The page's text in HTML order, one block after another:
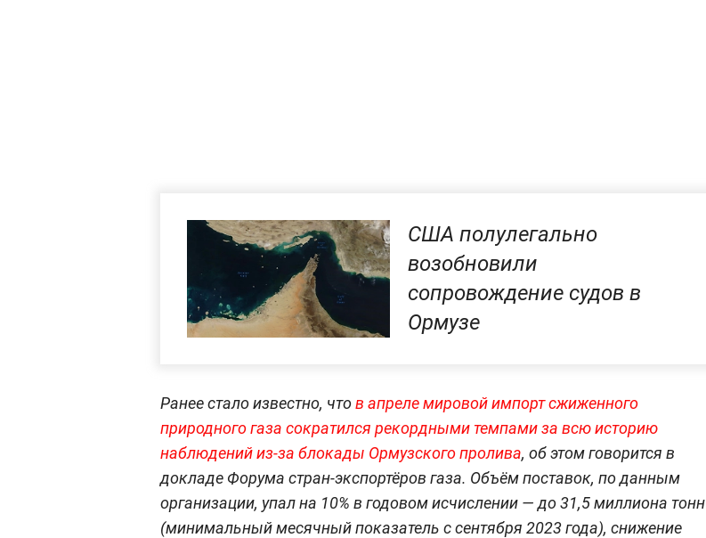
США полулегально
возобновили
сопровождение судов в
Ормузе
Ранее стало известно, чтов апреле мировой импорт сжиженного
природного газа сократился рекордными темпами за всю историю
наблюдений из-за блокады Ормузского пролива, об этом говорится в
докладе Форума стран-экспортёров газа. Объём поставок, по данным
организации, упал на 10% в годовом исчислении — до 31,5 миллиона тонн
(минимальный месячный показатель с сентября 2023 года), снижение